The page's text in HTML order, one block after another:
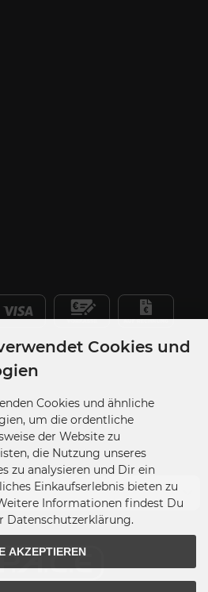
Cookies und
Cookies und ähnliche
um die ordentliche
der Website zu
die Nutzung unseres
zu analysieren und Dir ein
Einkaufserlebnis bieten zu
Informationen findest Du
Datenschutzerklärung.
AKZEPTIEREN